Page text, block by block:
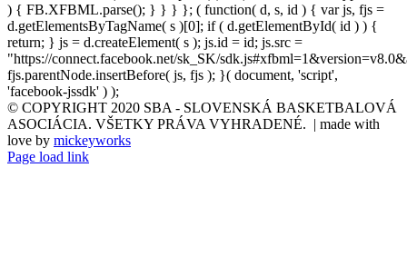
) { FB.XFBML.parse(); } } } }; ( function( d, s, id ) { var js, fjs =
d.getElementsByTagName( s )[0]; if ( d.getElementById( id ) ) {
return; } js = d.createElement( s ); js.id = id; js.src =
"https://connect.facebook.net/sk_SK/
fjs.parentNode.insertBefore( js, fjs ); }( document, 'script',
'facebook-jssdk' ) );
© COPYRIGHT 2020 SBA - SLOVENSKÁ BASKETBALOVÁ
ASOCIÁCIA. VŠETKY PRÁVA VYHRADENÉ. | made with
love by mickeyworks
Page load link